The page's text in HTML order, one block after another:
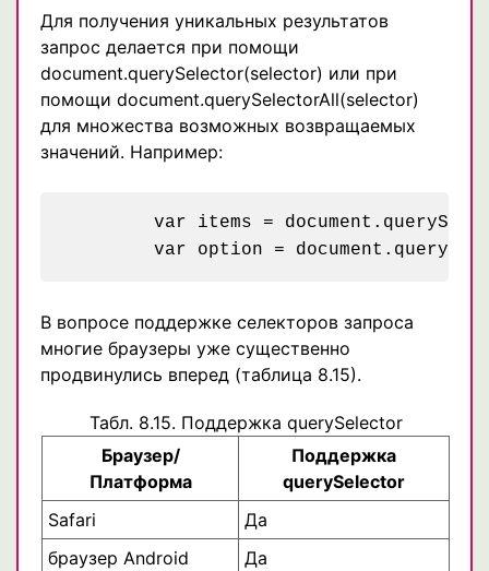
Для получения уникальных результатов
запрос делается при помощи
document.querySelector(selector) или при
помощи document.querySelectorAll(selector)
для множества возможных возвращаемых
значений. Например:
В вопросе поддержке селекторов запроса
многие браузеры уже существенно
продвинулись вперед (таблица 8.15).
Табл. 8.15. Поддержка querySelector
Браузер/
Платформа
Поддержка
querySelector
Safari
Да
браузер Android
Да